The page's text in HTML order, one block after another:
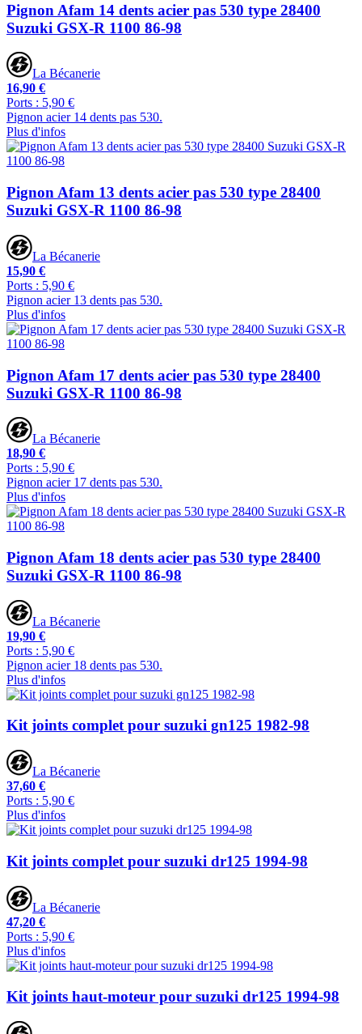
Pignon Afam 14 dents acier pas 530 type 28400
Suzuki GSX-R 1100 86-98
La Bécanerie
16,90 €
Ports : 5,90 €
Pignon acier 14 dents pas 530.
Plus d'infos
Pignon Afam 13 dents acier pas 530 type 28400
Suzuki GSX-R 1100 86-98
La Bécanerie
15,90 €
Ports : 5,90 €
Pignon acier 13 dents pas 530.
Plus d'infos
Pignon Afam 17 dents acier pas 530 type 28400
Suzuki GSX-R 1100 86-98
La Bécanerie
18,90 €
Ports : 5,90 €
Pignon acier 17 dents pas 530.
Plus d'infos
Pignon Afam 18 dents acier pas 530 type 28400
Suzuki GSX-R 1100 86-98
La Bécanerie
19,90 €
Ports : 5,90 €
Pignon acier 18 dents pas 530.
Plus d'infos
Kit joints complet pour suzuki gn125 1982-98
La Bécanerie
37,60 €
Ports : 5,90 €
Plus d'infos
Kit joints complet pour suzuki dr125 1994-98
La Bécanerie
47,20 €
Ports : 5,90 €
Plus d'infos
Kit joints haut-moteur pour suzuki dr125 1994-98